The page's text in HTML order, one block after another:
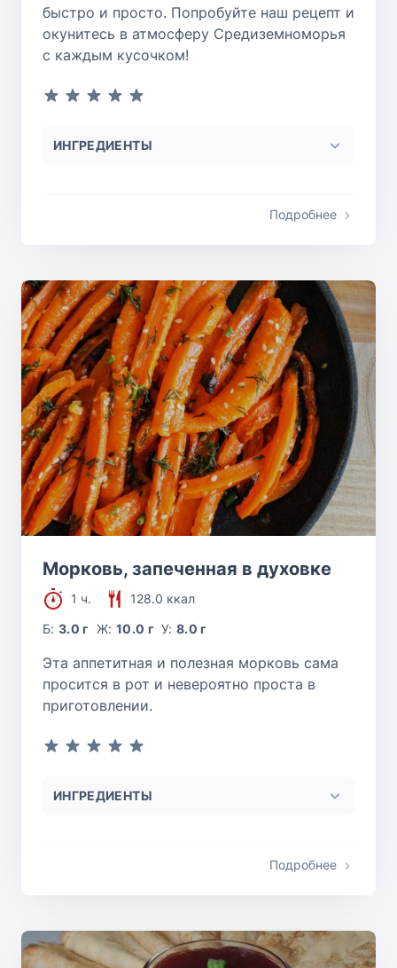
быстро и просто. Попробуйте наш рецепт и
окунитесь в атмосферу Средиземноморья
с каждым кусочком!
ИНГРЕДИЕНТЫ
Подробнее
Морковь, запеченная в духовке
1 ч.
128.0 ккал
Б:3.0 г Ж: 10.0 г У:8.0 г
Эта аппетитная и полезная морковь сама
просится в рот и невероятно проста в
приготовлении.
ИНГРЕДИЕНТЫ
Подробнее